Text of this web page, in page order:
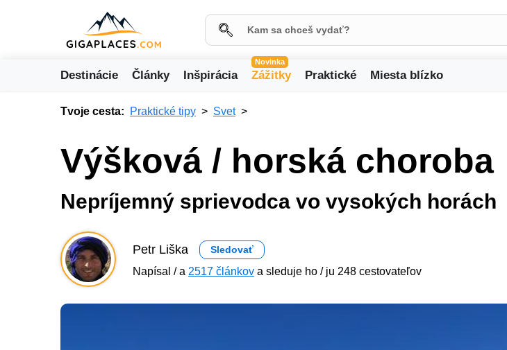
Destinácie Články Inšpirácia
Novinka
Zážitky Praktické Miesta blízko
Tvoje cesta: Praktické tipy Svet
Výšková / horská choroba
Nepríjemný sprievodca vo vysokých horách
Petr Liška Sledovať
Napísal / a 2517 článkov a sleduje ho / ju 248 cestovateľov